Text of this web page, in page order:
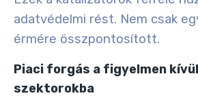
adatvédelmi rést. Nem csak
érmére összpontosított.
Piaci forgás a figyelmen
szektorokba